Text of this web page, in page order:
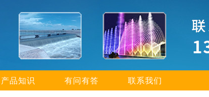
产品知识 有问有答 联系我们